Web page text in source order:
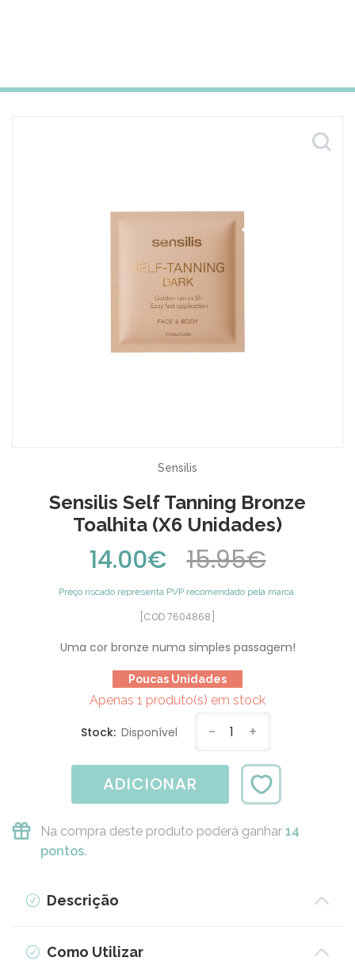
Sensilis
Sensilis Self Tanning Bronze
Toalhita (x6 Unidades)
14.00€ 15.95€
Preço riscado representa PVP recomendado pela marca.
[COD 7604868]
Uma cor bronze numa simples passagem!
Poucas Unidades
Apenas 1 produto(s) em stock
Stock: Disponível - 1 +
ADICIONAR
Na compra deste produto poderá ganhar 14
pontos.
Descrição
Como Utilizar